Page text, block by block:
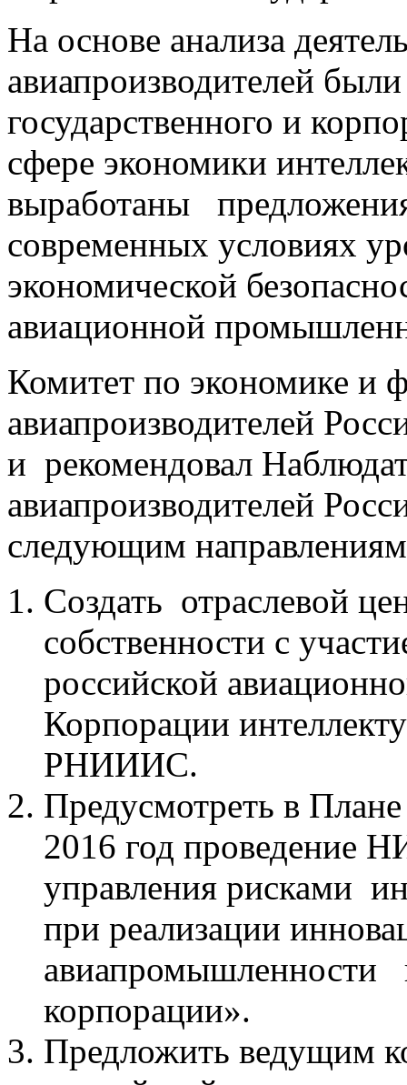
На основе анализа
авиапроизводителей
государственного и
сфере экономики
выработаны
современных условиях
экономической
авиационной
Комитет по экономике и
авиапроизводителей
и рекомендовал
авиапроизводителей
следующим
Создать отраслевой
собственности с
российской
Корпорации
РНИИИС.
Предусмотреть в
2016 год проведение
управления рисками
при реализации
авиапромышленности
корпорации».
Предложить ведущим